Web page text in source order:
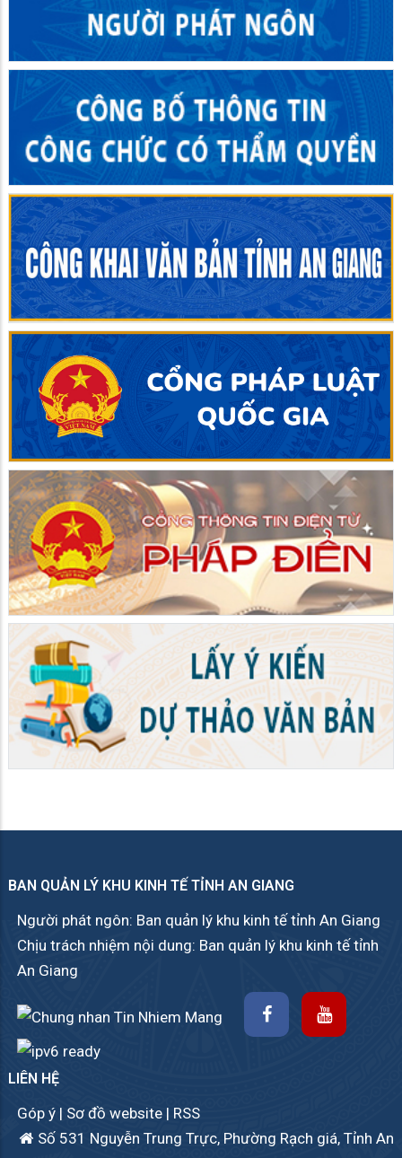
BAN QUẢN LÝ KHU KINH TẾ TỈNH AN GIANG
Người phát ngôn: Ban quản lý khu kinh tế tỉnh An Giang
Chịu trách nhiệm nội dung: Ban quản lý khu kinh tế tỉnh
An Giang
LIÊN HỆ
Góp ý | Sơ đồ website | RSS
Số 531 Nguyễn Trung Trực, Phường Rạch giá, Tỉnh An